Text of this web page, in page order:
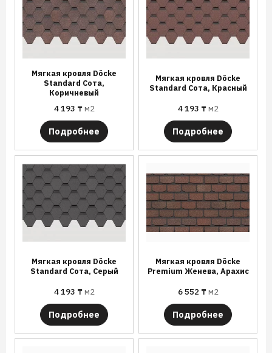
Мягкая кровля Döcke
Standard Сота,
Коричневый
4 193 ₸м2
Подробнее
Мягкая кровля Döcke
Standard Сота, Красный
4 193 ₸м2
Подробнее
Мягкая кровля Döcke
Standard Сота, Серый
4 193 ₸м2
Подробнее
Мягкая кровля Döcke
Premium Женева, Арахис
6 552 ₸м2
Подробнее